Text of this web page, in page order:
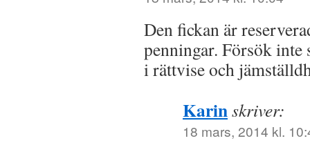
Den fickan är
penningar. Försök inte
i rättvise och
Karinskriver:
18 mars, 2014 kl.